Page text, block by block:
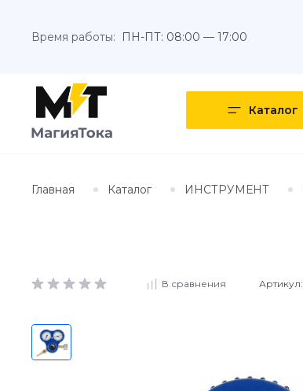
Время работы: ПН-ПТ: 08:00 — 17:00
Каталог
Главная Каталог ИНСТРУМЕНТ
В сравнения Артикул: